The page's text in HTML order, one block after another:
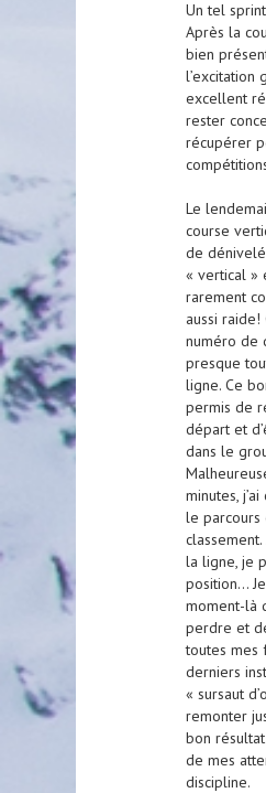
Un tel
Après la
bien
l’excitation
excellent
rester
récupérer
Le
course
de
« vertical »
rarement
aussi raide!
numéro de
presque
ligne. Ce
permis de
départ et
dans le
minutes,
le parcours
la ligne, je
position…
moment-là
perdre et
toutes mes
derniers
« sursaut
remonter
bon
de mes
discipline.